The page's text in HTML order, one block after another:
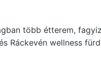
több étterem,
Ráckevén wellness